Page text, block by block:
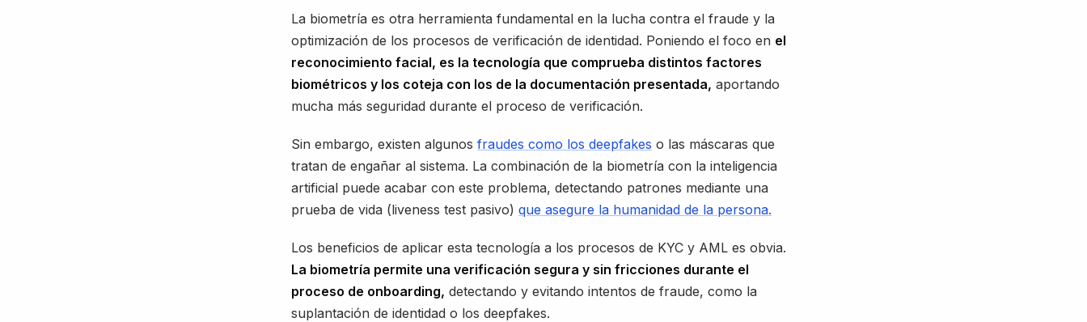
La biometría es otra herramienta fundamental en la lucha contra el fraude y la
optimización de los procesos de verificación de identidad. Poniendo el foco en el
reconocimiento facial, es la tecnología que comprueba distintos factores
biométricos y los coteja con los de la documentación presentada, aportando
mucha más seguridad durante el proceso de verificación.
Sin embargo, existen algunos fraudes como los deepfakes o las máscaras que
tratan de engañar al sistema. La combinación de la biometría con la inteligencia
artificial puede acabar con este problema, detectando patrones mediante una
prueba de vida (liveness test pasivo) que asegure la humanidad de la persona.
Los beneficios de aplicar esta tecnología a los procesos de KYC y AML es obvia.
La biometría permite una verificación segura y sin fricciones durante el
proceso de onboarding, detectando y evitando intentos de fraude, como la
suplantación de identidad o los deepfakes.